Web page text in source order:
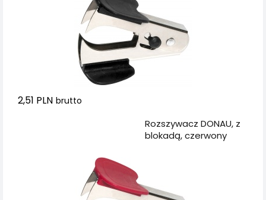
2,51 PLN brutto
Rozszywacz DONAU, z
blokadą, czerwony